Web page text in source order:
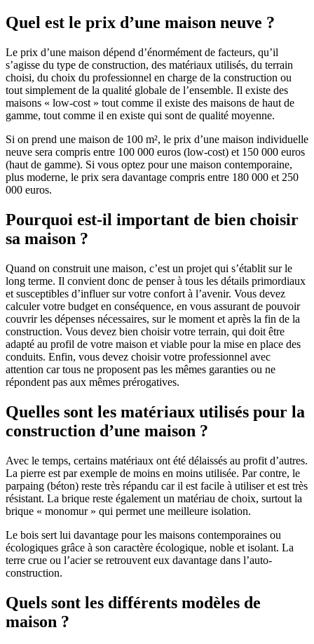
Quel est le prix d’une maison neuve ?
Le prix d’une maison dépend d’énormément de facteurs, qu’il
s’agisse du type de construction, des matériaux utilisés, du terrain
choisi, du choix du professionnel en charge de la construction ou
tout simplement de la qualité globale de l’ensemble. Il existe des
maisons « low-cost » tout comme il existe des maisons de haut de
gamme, tout comme il en existe qui sont de qualité moyenne.
Si on prend une maison de 100 m², le prix d’une maison individuelle
neuve sera compris entre 100 000 euros (low-cost) et 150 000 euros
(haut de gamme). Si vous optez pour une maison contemporaine,
plus moderne, le prix sera davantage compris entre 180 000 et 250
000 euros.
Pourquoi est-il important de bien choisir
sa maison ?
Quand on construit une maison, c’est un projet qui s’établit sur le
long terme. Il convient donc de penser à tous les détails primordiaux
et susceptibles d’influer sur votre confort à l’avenir. Vous devez
calculer votre budget en conséquence, en vous assurant de pouvoir
couvrir les dépenses nécessaires, sur le moment et après la fin de la
construction. Vous devez bien choisir votre terrain, qui doit être
adapté au profil de votre maison et viable pour la mise en place des
conduits. Enfin, vous devez choisir votre professionnel avec
attention car tous ne proposent pas les mêmes garanties ou ne
répondent pas aux mêmes prérogatives.
Quelles sont les matériaux utilisés pour la
construction d’une maison ?
Avec le temps, certains matériaux ont été délaissés au profit d’autres.
La pierre est par exemple de moins en moins utilisée. Par contre, le
parpaing (béton) reste très répandu car il est facile à utiliser et est très
résistant. La brique reste également un matériau de choix, surtout la
brique « monomur » qui permet une meilleure isolation.
Le bois sert lui davantage pour les maisons contemporaines ou
écologiques grâce à son caractère écologique, noble et isolant. La
terre crue ou l’acier se retrouvent eux davantage dans l’auto-
construction.
Quels sont les différents modèles de
maison ?